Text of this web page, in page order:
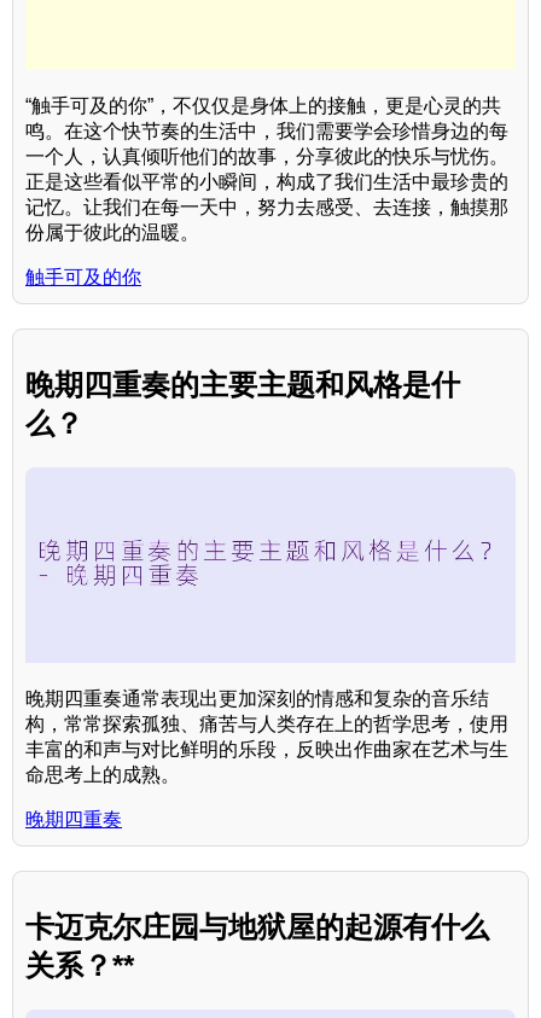
“触手可及的你”，不仅仅是身体上的接触，更是心灵的共
鸣。在这个快节奏的生活中，我们需要学会珍惜身边的每
一个人，认真倾听他们的故事，分享彼此的快乐与忧伤。
正是这些看似平常的小瞬间，构成了我们生活中最珍贵的
记忆。让我们在每一天中，努力去感受、去连接，触摸那
份属于彼此的温暖。
触手可及的你
晚期四重奏的主要主题和风格是什
么？
晚期四重奏通常表现出更加深刻的情感和复杂的音乐结
构，常常探索孤独、痛苦与人类存在上的哲学思考，使用
丰富的和声与对比鲜明的乐段，反映出作曲家在艺术与生
命思考上的成熟。
晚期四重奏
卡迈克尔庄园与地狱屋的起源有什么
关系？**